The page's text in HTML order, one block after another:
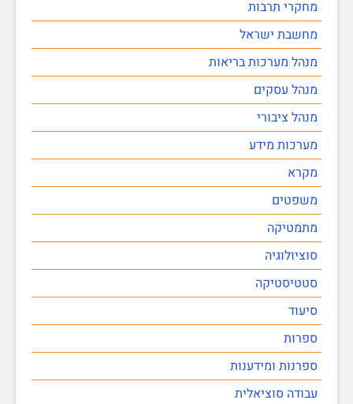
מחקרי תרבות
מחשבת ישראל
מנהל מערכות בריאות
מנהל עסקים
מנהל ציבורי
מערכות מידע
מקרא
משפטים
מתמטיקה
סוציולוגיה
סטטיסטיקה
סיעוד
ספרות
ספרנות ומידענות
עבודה סוציאלית